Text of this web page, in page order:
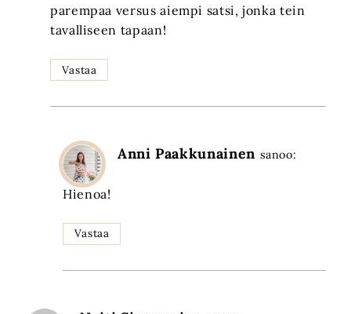
parempaa versus aiempi satsi, jonka tein
tavalliseen tapaan!
Vastaa
Anni Paakkunainen sanoo:
Hienoa!
Vastaa